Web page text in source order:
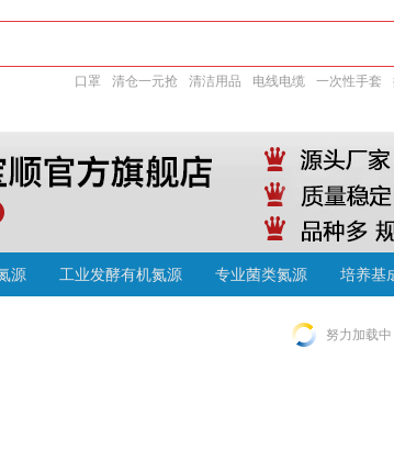
口罩 清仓一元抢 清洁用品 电线电缆 一次性手套
源 工业发酵有机氮源 专业菌类氮源 培养基
努力加载